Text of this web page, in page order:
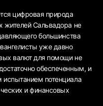
цифровая природа
жителей Сальвадора не
большинства
уже давно
валют для помощи не
обеспеченным, и
потенциала
и финансовых